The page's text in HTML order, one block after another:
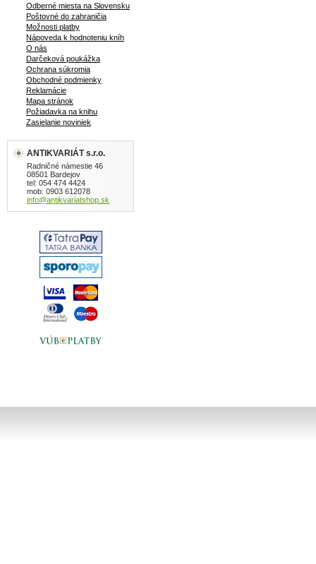
Odberné miesta na Slovensku
Poštovné do zahraničia
Možnosti platby
Nápoveda k hodnoteniu kníh
O nás
Darčeková poukážka
Ochrana súkromia
Obchodné podmienky
Reklamácie
Mapa stránok
Požiadavka na knihu
Zasielanie noviniek
ANTIKVARIÁT s.r.o.
Radničné námestie 46
08501 Bardejov
tel: 054 474 4424
mob: 0903 612078
info@antikvariatshop.sk